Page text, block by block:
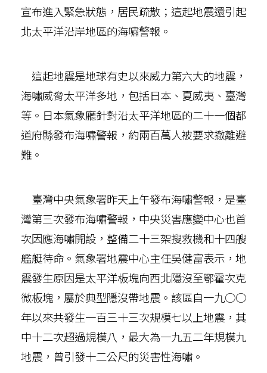
宣布進入緊急狀態，居民疏散；這起地震還引起
北太平洋沿岸地區的海嘯警報。
這起地震是地球有史以來威力第六大的地震，
海嘯威脅太平洋多地，包括日本、夏威夷、臺灣
等。日本氣象廳針對沿太平洋地區的二十一個都
道府縣發布海嘯警報，約兩百萬人被要求撤離避
難。
臺灣中央氣象署昨天上午發布海嘯警報，是臺
灣第三次發布海嘯警報，中央災害應變中心也首
次因應海嘯開設，整備二十三架搜救機和十四艘
艦艇待命。氣象署地震中心主任吳健富表示，地
震發生原因是太平洋板塊向西北隱沒至鄂霍次克
微板塊，屬於典型隱沒帶地震。該區自一九○○
年以來共發生一百三十三次規模七以上地震，其
中十二次超過規模八，最大為一九五二年規模九
地震，曾引發十二公尺的災害性海嘯。